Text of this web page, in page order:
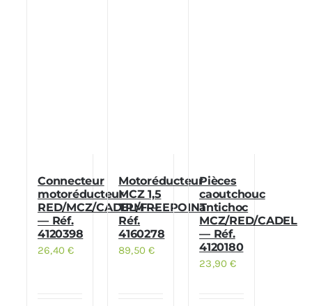
Connecteur
motoréducteur
RED/MCZ/CADEL/FREEPOINT
— Réf.
4120398
26,40€
Motoréducteur
MCZ 1,5
TPM —
Réf.
4160278
89,50€
Pièces
caoutchouc
antichoc
MCZ/RED/CADEL
— Réf.
4120180
23,90€